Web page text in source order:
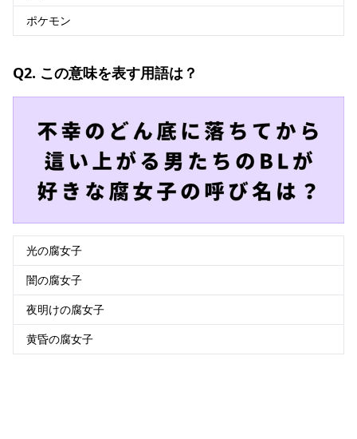
ポケモン
Q2. この意味を表す用語は？
光の腐女子
闇の腐女子
夜明けの腐女子
黄昏の腐女子